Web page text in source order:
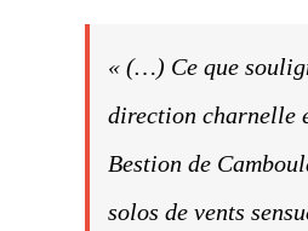
« (…) Ce que
direction charnelle
Bestion de
solos de vents